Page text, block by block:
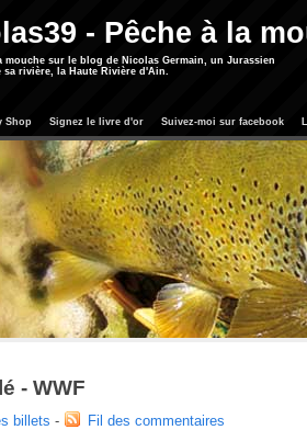
- Pêche à la
mouche sur le blog de Nicolas Germain, un Jurassien
sa rivière, la Haute Rivière d'Ain.
Shop Signez le livre d'or Suivez-moi sur facebook
- WWF
billets - Fil des commentaires